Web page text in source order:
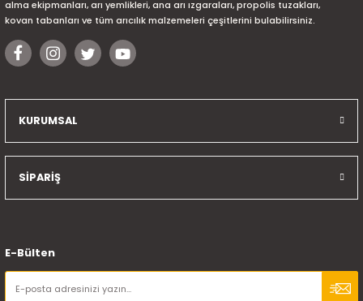
alma ekipmanları, arı yemlikleri, ana arı ızgaraları, propolis tuzakları,
kovan tabanları ve tüm arıcılık malzemeleri çeşitlerini bulabilirsiniz.
KURUMSAL
SİPARİŞ
E-Bülten